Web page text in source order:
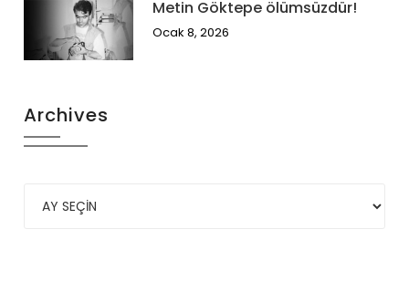
Metin Göktepe ölümsüzdür!
Ocak 8, 2026
Archives